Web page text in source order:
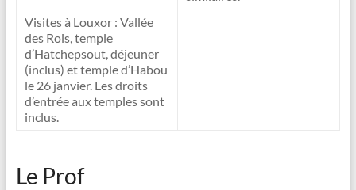
Visites à Louxor : Vallée
des Rois, temple
d’Hatchepsout, déjeuner
(inclus) et temple d’Habou
le 26 janvier. Les droits
d’entrée aux temples sont
inclus.
Le Prof